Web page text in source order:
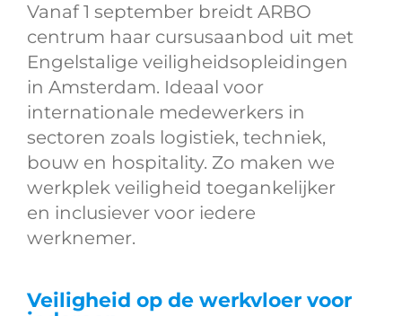
Vanaf 1 september breidt ARBO
centrum haar cursusaanbod uit met
Engelstalige veiligheidsopleidingen
in Amsterdam. Ideaal voor
internationale medewerkers in
sectoren zoals logistiek, techniek,
bouw en hospitality. Zo maken we
werkplek veiligheid toegankelijker
en inclusiever voor iedere
werknemer.
Veiligheid op de werkvloer voor